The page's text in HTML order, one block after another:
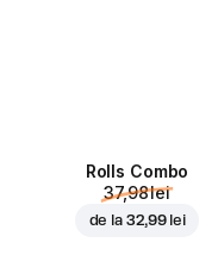
Rolls Combo
37,98 lei
de la 32,99 lei